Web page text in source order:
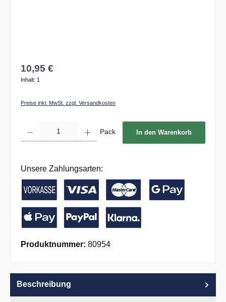
10,95 €
Inhalt: 1
Preise inkl. MwSt. zzgl. Versandkosten
Pack In den Warenkorb
Unsere Zahlungsarten:
Vorkasse / Banküberweisung
Kreditkarte
Produktnummer: 80954
Beschreibung